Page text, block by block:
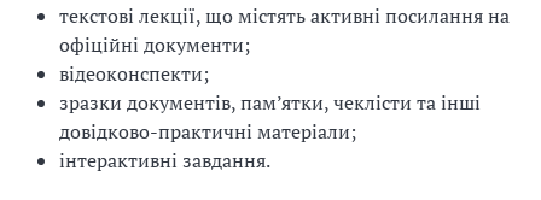
текстові лекції, що містять активні посилання на
офіційні документи;
відеоконспекти;
зразки документів, пам’ятки, чеклісти та інші
довідково-практичні матеріали;
інтерактивні завдання.